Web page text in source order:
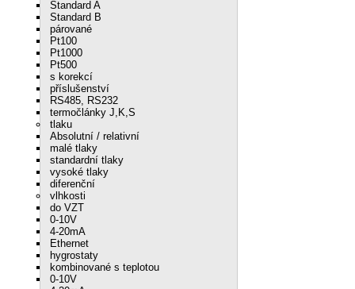
Standard A
Standard B
párované
Pt100
Pt1000
Pt500
s korekcí
příslušenství
RS485, RS232
termočlánky J,K,S
tlaku
Absolutní / relativní
malé tlaky
standardní tlaky
vysoké tlaky
diferenční
vlhkosti
do VZT
0-10V
4-20mA
Ethernet
hygrostaty
kombinované s teplotou
0-10V